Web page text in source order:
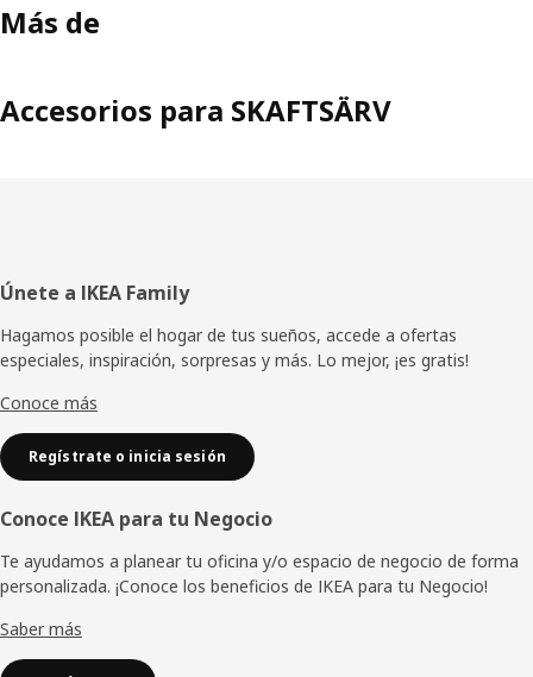
Más de
Accesorios para SKAFTSÄRV
Pie
de
página
Únete a IKEA Family
Hagamos posible el hogar de tus sueños, accede a ofertas
especiales, inspiración, sorpresas y más. Lo mejor, ¡es gratis!
Conoce más
Regístrate o inicia sesión
Conoce IKEA para tu Negocio
Te ayudamos a planear tu oficina y/o espacio de negocio de forma
personalizada. ¡Conoce los beneficios de IKEA para tu Negocio!
Saber más